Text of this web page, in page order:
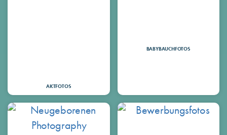
AKTFOTOS
BABYBAUCHFOTOS